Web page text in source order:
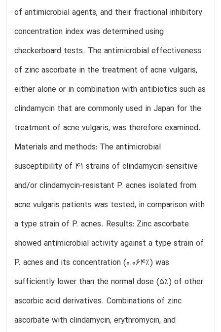
of antimicrobial agents, and their fractional inhibitory
concentration index was determined using
checkerboard tests. The antimicrobial effectiveness
of zinc ascorbate in the treatment of acne vulgaris,
either alone or in combination with antibiotics such as
clindamycin that are commonly used in Japan for the
treatment of acne vulgaris, was therefore examined.
Materials and methods: The antimicrobial
susceptibility of 41 strains of clindamycin-sensitive
and/or clindamycin-resistant P. acnes isolated from
acne vulgaris patients was tested, in comparison with
a type strain of P. acnes. Results: Zinc ascorbate
showed antimicrobial activity against a type strain of
P. acnes and its concentration (0.064%) was
sufficiently lower than the normal dose (5%) of other
ascorbic acid derivatives. Combinations of zinc
ascorbate with clindamycin, erythromycin, and